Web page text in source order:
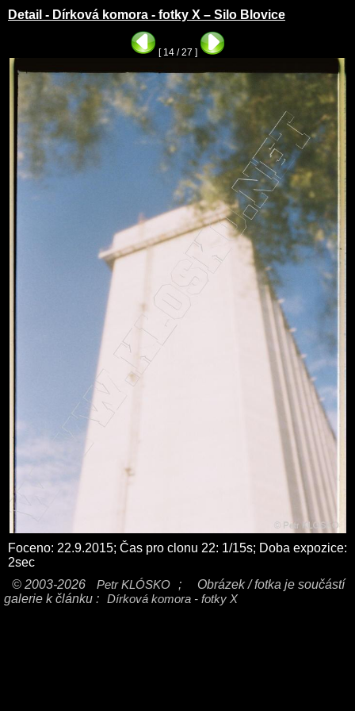
Detail - Dírková komora - fotky X – Silo Blovice
[ 14 / 27 ]
Foceno: 22.9.2015; Čas pro clonu 22: 1/15s; Doba expozice:
2sec
© 2003-2026
Petr KLÓSKO ;
Obrázek / fotka je součástí
galerie k článku : Dírková komora - fotky X